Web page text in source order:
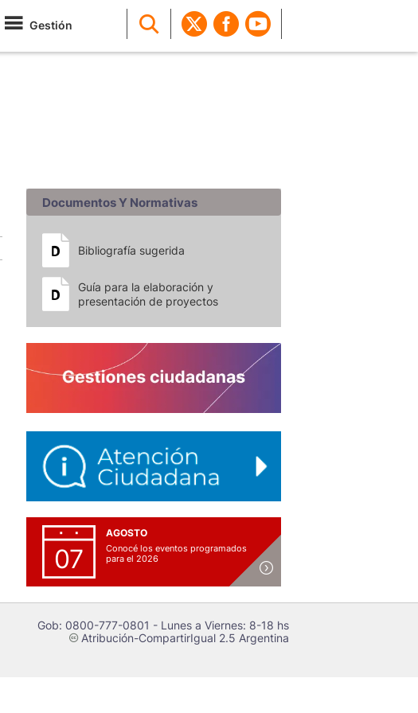
Gestión
Documentos Y Normativas
Bibliografía sugerida
Guía para la elaboración y
presentación de proyectos
07
AGOSTO
Conocé los eventos programados
para el 2026
Gob: 0800-777-0801 - Lunes a Viernes: 8-18 hs
cAtribución-CompartirIgual 2.5 Argentina